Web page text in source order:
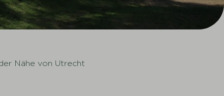
Nähe von Utrecht